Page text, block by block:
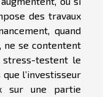
des travaux
quand
se contentent
stress-testent le
l’investisseur
sur une partie